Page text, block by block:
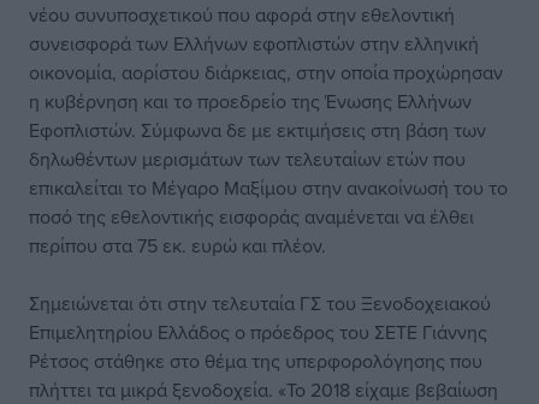
νέου συνυποσχετικού που αφορά στην εθελοντική
συνεισφορά των Ελλήνων εφοπλιστών στην ελληνική
οικονομία, αορίστου διάρκειας, στην οποία προχώρησαν
η κυβέρνηση και το προεδρείο της Ένωσης Ελλήνων
Εφοπλιστών. Σύμφωνα δε με εκτιμήσεις στη βάση των
δηλωθέντων μερισμάτων των τελευταίων ετών που
επικαλείται το Μέγαρο Μαξίμου στην ανακοίνωσή του το
ποσό της εθελοντικής εισφοράς αναμένεται να έλθει
περίπου στα 75 εκ. ευρώ και πλέον.
Σημειώνεται ότι στην τελευταία ΓΣ του Ξενοδοχειακού
Επιμελητηρίου Ελλάδος ο πρόεδρος του ΣΕΤΕ Γιάννης
Ρέτσος στάθηκε στο θέμα της υπερφορολόγησης που
πλήττει τα μικρά ξενοδοχεία. «Το 2018 είχαμε βεβαίωση